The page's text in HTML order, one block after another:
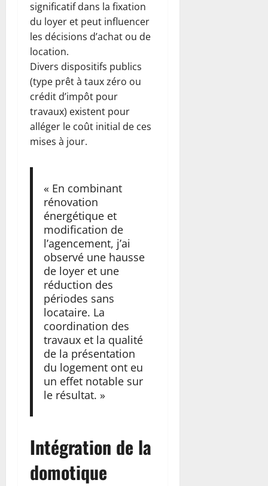
significatif dans la fixation
du loyer et peut influencer
les décisions d’achat ou de
location.
Divers dispositifs publics
(type prêt à taux zéro ou
crédit d’impôt pour
travaux) existent pour
alléger le coût initial de ces
mises à jour.
« En combinant
rénovation
énergétique et
modification de
l’agencement, j’ai
observé une hausse
de loyer et une
réduction des
périodes sans
locataire. La
coordination des
travaux et la qualité
de la présentation
du logement ont eu
un effet notable sur
le résultat. »
Intégration de la
domotique